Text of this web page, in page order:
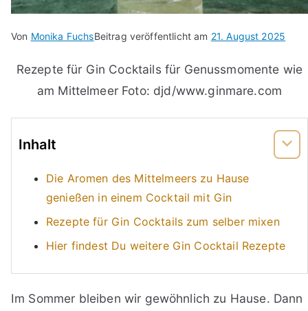
Von Monika FuchsBeitrag veröffentlicht am 21. August 2025
Rezepte für Gin Cocktails für Genussmomente wie
am Mittelmeer Foto: djd/www.ginmare.com
Inhalt
Die Aromen des Mittelmeers zu Hause
genießen in einem Cocktail mit Gin
Rezepte für Gin Cocktails zum selber mixen
Hier findest Du weitere Gin Cocktail Rezepte
Im Sommer bleiben wir gewöhnlich zu Hause. Dann